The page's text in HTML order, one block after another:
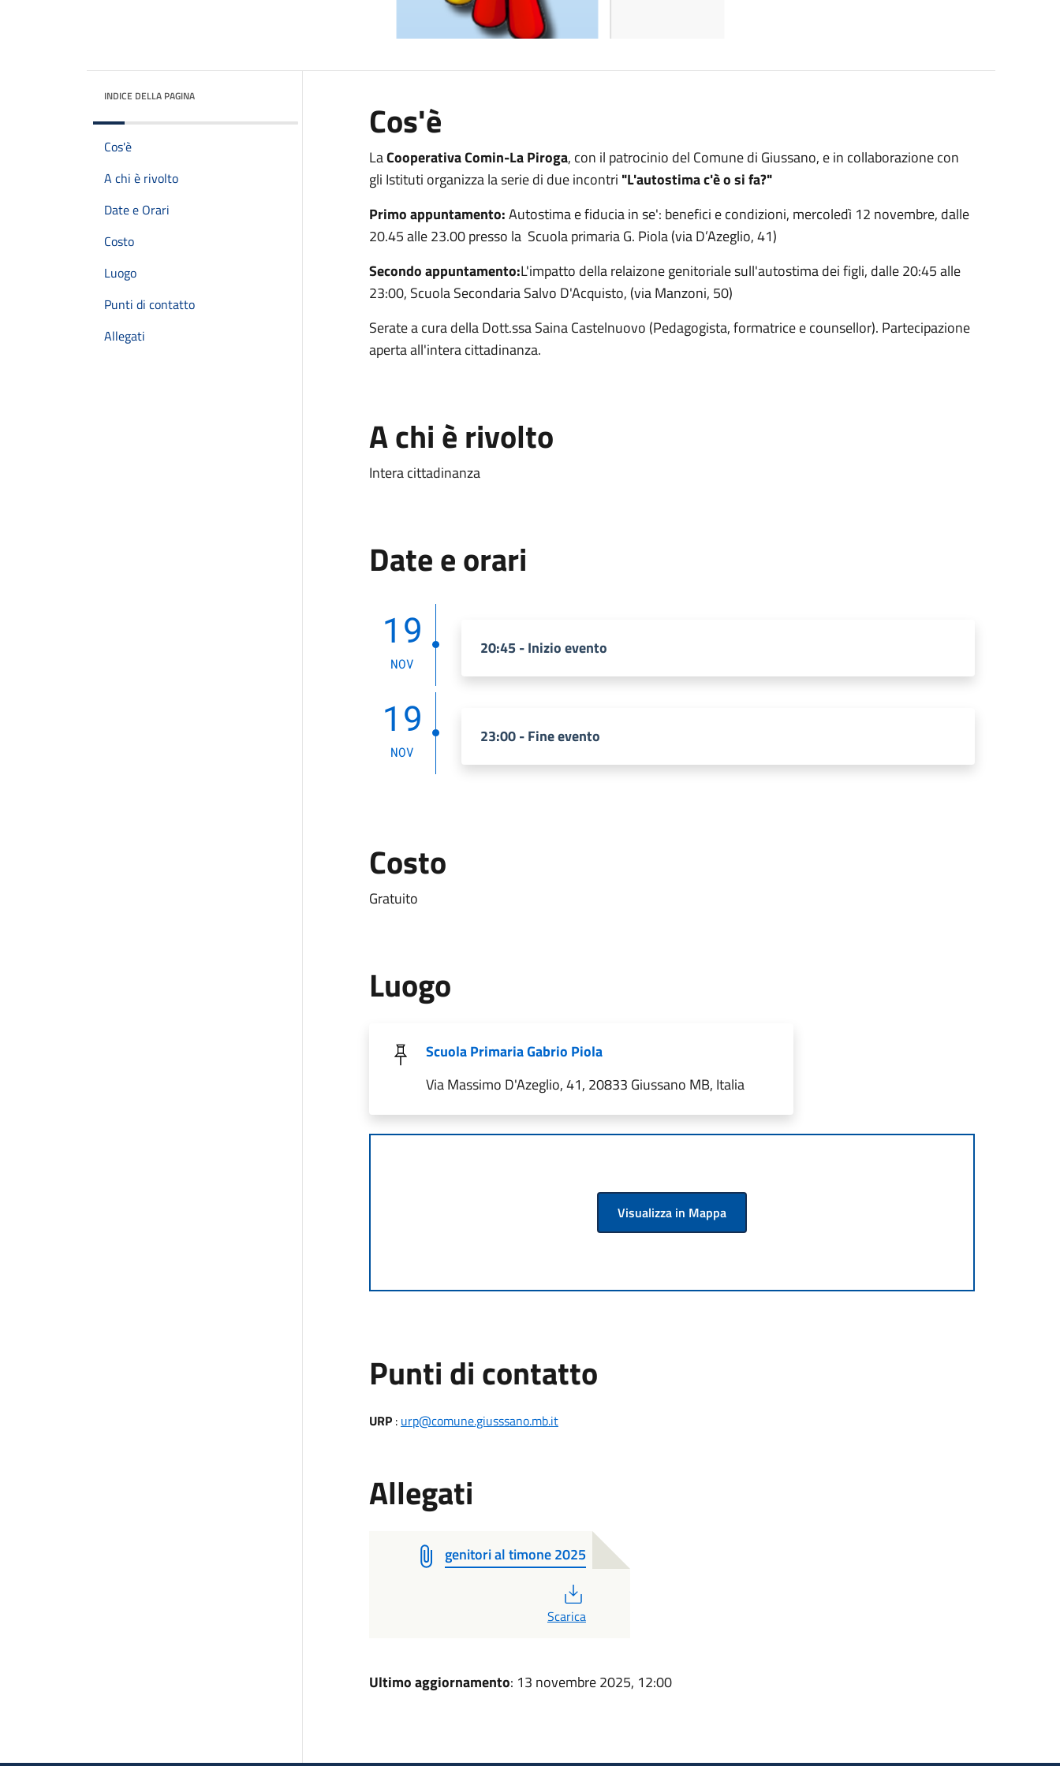
INDICE DELLA PAGINA
Cos'è
A chi è rivolto
Date e Orari
Costo
Luogo
Punti di contatto
Allegati
Cos'è
LaCooperativa Comin-La Piroga, con il patrocinio del Comune di Giussano, e in collaborazione con
gli Istituti organizza la serie di due incontri "L'autostima c'è o si fa?"
Primo appuntamento:Autostima e fiducia in se': benefici e condizioni, mercoledì 12 novembre, dalle
20.45 alle 23.00 presso la Scuola primaria G. Piola (via D’Azeglio, 41)
Secondo appuntamento:L'impatto della relaizone genitoriale sull'autostima dei figli, dalle 20:45 alle
23:00, Scuola Secondaria Salvo D'Acquisto, (via Manzoni, 50)
Serate a cura della Dott.ssa Saina Castelnuovo (Pedagogista, formatrice e counsellor). Partecipazione
aperta all'intera cittadinanza.
A chi è rivolto
Intera cittadinanza
Date e orari
19
NOV
20:45 - Inizio evento
19
NOV
23:00 - Fine evento
Costo
Gratuito
Luogo
Scuola Primaria Gabrio Piola
Via Massimo D'Azeglio, 41, 20833 Giussano MB, Italia
Visualizza in Mappa
Punti di contatto
URP: urp@comune.giusssano.mb.it
Allegati
genitori al timone 2025
Scarica
Ultimo aggiornamento: 13 novembre 2025, 12:00